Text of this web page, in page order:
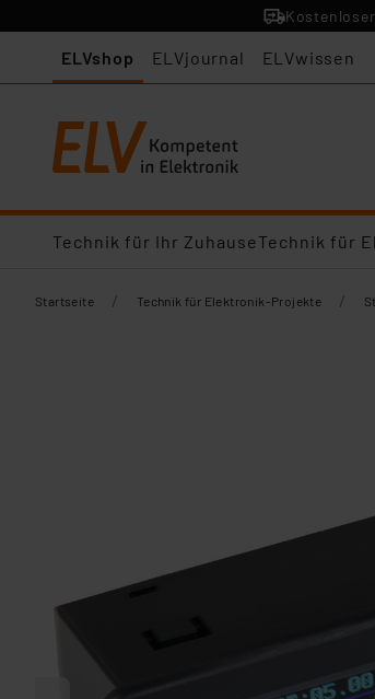
ELVshop ELVjournal ELVwissen
Technik für Ihr ZuhauseTechnik für
Startseite / Technik für Elektronik-Projekte /